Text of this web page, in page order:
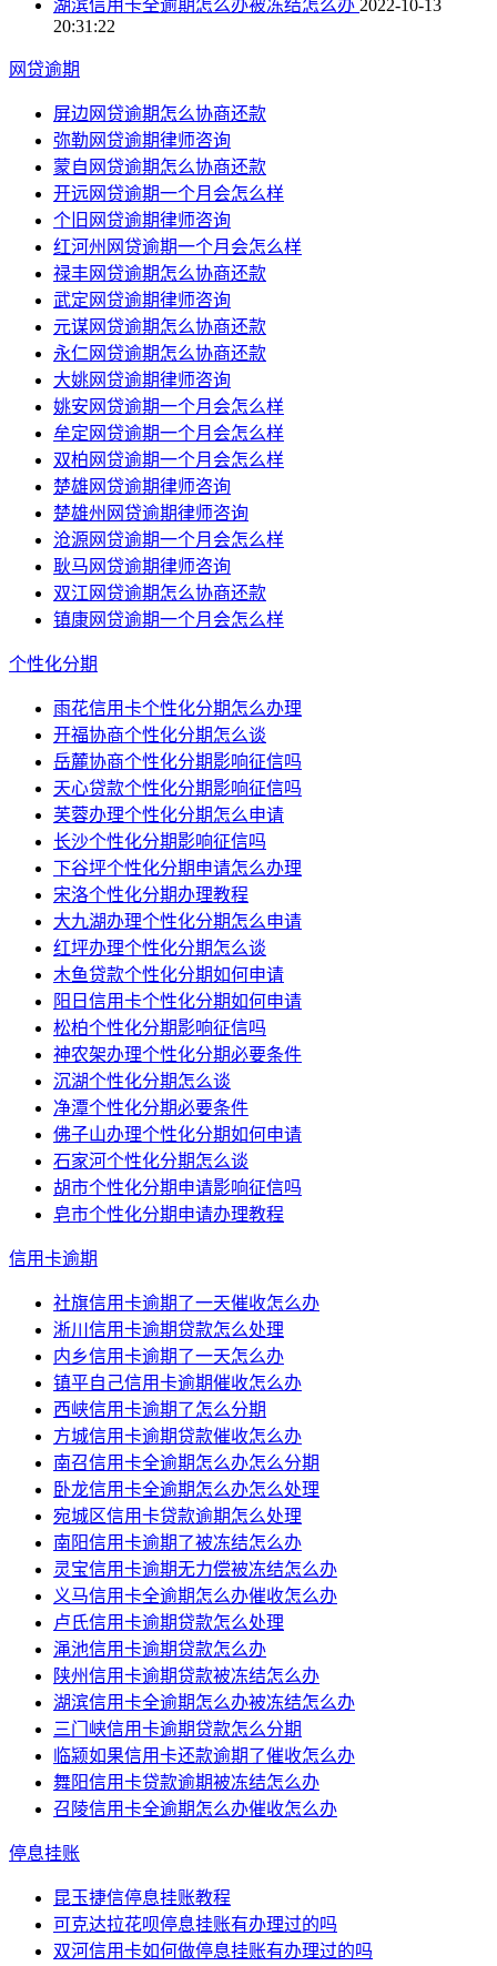
湖滨信用卡全逾期怎么办被冻结怎么办 2022-10-13
20:31:22
网贷逾期
屏边网贷逾期怎么协商还款
弥勒网贷逾期律师咨询
蒙自网贷逾期怎么协商还款
开远网贷逾期一个月会怎么样
个旧网贷逾期律师咨询
红河州网贷逾期一个月会怎么样
禄丰网贷逾期怎么协商还款
武定网贷逾期律师咨询
元谋网贷逾期怎么协商还款
永仁网贷逾期怎么协商还款
大姚网贷逾期律师咨询
姚安网贷逾期一个月会怎么样
牟定网贷逾期一个月会怎么样
双柏网贷逾期一个月会怎么样
楚雄网贷逾期律师咨询
楚雄州网贷逾期律师咨询
沧源网贷逾期一个月会怎么样
耿马网贷逾期律师咨询
双江网贷逾期怎么协商还款
镇康网贷逾期一个月会怎么样
个性化分期
雨花信用卡个性化分期怎么办理
开福协商个性化分期怎么谈
岳麓协商个性化分期影响征信吗
天心贷款个性化分期影响征信吗
芙蓉办理个性化分期怎么申请
长沙个性化分期影响征信吗
下谷坪个性化分期申请怎么办理
宋洛个性化分期办理教程
大九湖办理个性化分期怎么申请
红坪办理个性化分期怎么谈
木鱼贷款个性化分期如何申请
阳日信用卡个性化分期如何申请
松柏个性化分期影响征信吗
神农架办理个性化分期必要条件
沉湖个性化分期怎么谈
净潭个性化分期必要条件
佛子山办理个性化分期如何申请
石家河个性化分期怎么谈
胡市个性化分期申请影响征信吗
皂市个性化分期申请办理教程
信用卡逾期
社旗信用卡逾期了一天催收怎么办
淅川信用卡逾期贷款怎么处理
内乡信用卡逾期了一天怎么办
镇平自己信用卡逾期催收怎么办
西峡信用卡逾期了怎么分期
方城信用卡逾期贷款催收怎么办
南召信用卡全逾期怎么办怎么分期
卧龙信用卡全逾期怎么办怎么处理
宛城区信用卡贷款逾期怎么处理
南阳信用卡逾期了被冻结怎么办
灵宝信用卡逾期无力偿被冻结怎么办
义马信用卡全逾期怎么办催收怎么办
卢氏信用卡逾期贷款怎么处理
渑池信用卡逾期贷款怎么办
陕州信用卡逾期贷款被冻结怎么办
湖滨信用卡全逾期怎么办被冻结怎么办
三门峡信用卡逾期贷款怎么分期
临颍如果信用卡还款逾期了催收怎么办
舞阳信用卡贷款逾期被冻结怎么办
召陵信用卡全逾期怎么办催收怎么办
停息挂账
昆玉捷信停息挂账教程
可克达拉花呗停息挂账有办理过的吗
双河信用卡如何做停息挂账有办理过的吗